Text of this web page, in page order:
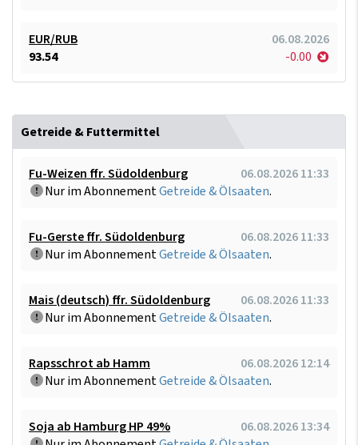
EUR/RUB
06.08.2026
93.54
-0.00
Getreide & Futtermittel
Fu-Weizen ffr. Südoldenburg
06.08.2026 11:33
Nur im AbonnementGetreide & Ölsaaten.
Fu-Gerste ffr. Südoldenburg
06.08.2026 11:33
Nur im AbonnementGetreide & Ölsaaten.
Mais (deutsch) ffr. Südoldenburg
06.08.2026 11:33
Nur im AbonnementGetreide & Ölsaaten.
Rapsschrot ab Hamm
06.08.2026 12:14
Nur im AbonnementGetreide & Ölsaaten.
Soja ab Hamburg HP 49%
06.08.2026 13:34